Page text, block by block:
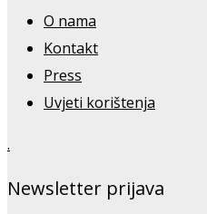
O nama
Kontakt
Press
Uvjeti korištenja
.
Newsletter prijava